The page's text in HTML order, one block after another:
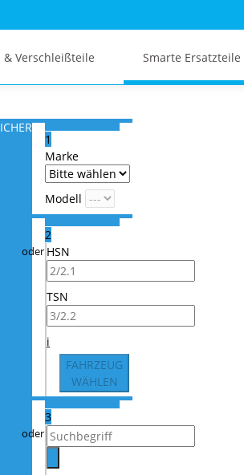
& Verschleißteile Smarte Ersatzteile
1
Marke
Modell
2
HSN
TSN
i
FAHRZEUG
WÄHLEN
3